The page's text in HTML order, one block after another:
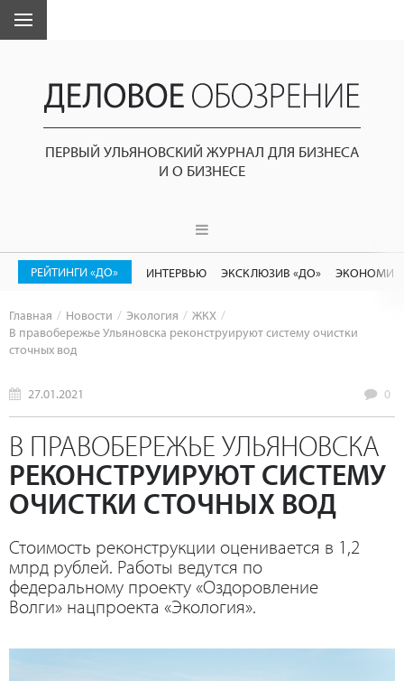
ПЕРВЫЙ УЛЬЯНОВСКИЙ ЖУРНАЛ ДЛЯ БИЗНЕСА
И О БИЗНЕСЕ
РЕЙТИНГИ «ДО» ИНТЕРВЬЮ ЭКСКЛЮЗИВ «ДО»
Главная Новости Экология
ЖКХ
В правобережье Ульяновска реконструируют систему очистки
сточных вод
27.01.2021 0
В ПРАВОБЕРЕЖЬЕ УЛЬЯНОВСКА
РЕКОНСТРУИРУЮТ СИСТЕМУ
ОЧИСТКИ СТОЧНЫХ ВОД
Стоимость реконструкции оценивается в 1,2
млрд рублей. Работы ведутся по
федеральному проекту «Оздоровление
Волги» нацпроекта «Экология».